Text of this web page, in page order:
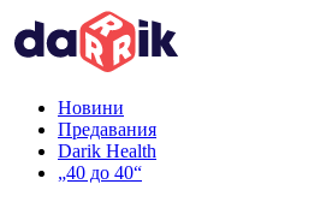
Новини
Предавания
Darik Health
„40 до 40“